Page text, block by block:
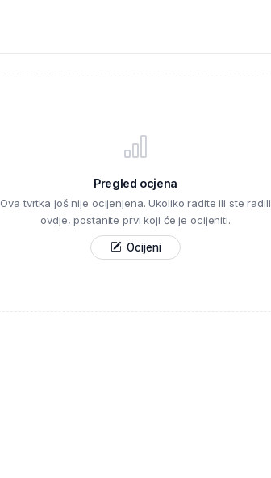
Pregled ocjena
Ova tvrtka još nije ocijenjena. Ukoliko radite ili ste radili
ovdje, postanite prvi koji će je ocijeniti.
Ocijeni